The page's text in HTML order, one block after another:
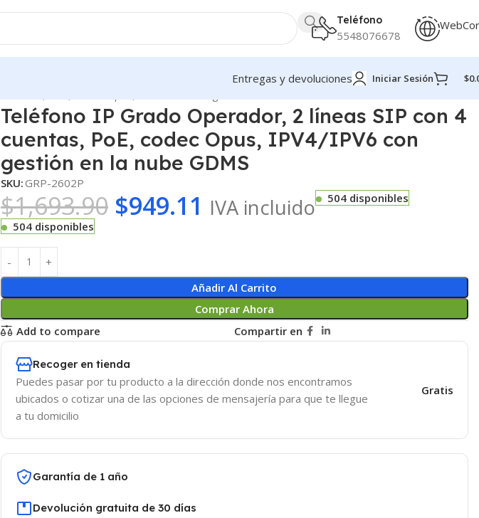
Teléfono
5548076678
Entregas y devoluciones Iniciar Sesión $
Teléfono IP Grado Operador, 2 líneas SIP con 4
cuentas, PoE, codec Opus, IPV4/IPV6 con
gestión en la nube GDMS
SKU: GRP-2602P
$1,693.90 $949.11 IVA incluido
504 disponibles
504 disponibles
Añadir Al Carrito
Comprar Ahora
Add to compare
Compartir en
Recoger en tienda
Puedes pasar por tu producto a la dirección donde nos encontramos
ubicados o cotizar una de las opciones de mensajería para que te llegue
a tu domicilio
Gratis
Garantía de 1 año
Devolución gratuita de 30 días